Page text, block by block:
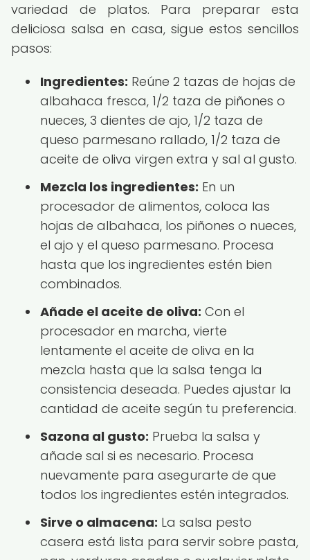
variedad de platos. Para preparar esta
deliciosa salsa en casa, sigue estos sencillos
pasos:
Ingredientes: Reúne 2 tazas de hojas de
albahaca fresca, 1/2 taza de piñones o
nueces, 3 dientes de ajo, 1/2 taza de
queso parmesano rallado, 1/2 taza de
aceite de oliva virgen extra y sal al gusto.
Mezcla los ingredientes: En un
procesador de alimentos, coloca las
hojas de albahaca, los piñones o nueces,
el ajo y el queso parmesano. Procesa
hasta que los ingredientes estén bien
combinados.
Añade el aceite de oliva: Con el
procesador en marcha, vierte
lentamente el aceite de oliva en la
mezcla hasta que la salsa tenga la
consistencia deseada. Puedes ajustar la
cantidad de aceite según tu preferencia.
Sazona al gusto: Prueba la salsa y
añade sal si es necesario. Procesa
nuevamente para asegurarte de que
todos los ingredientes estén integrados.
Sirve o almacena: La salsa pesto
casera está lista para servir sobre pasta,